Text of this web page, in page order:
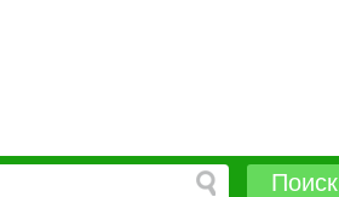
Поиск